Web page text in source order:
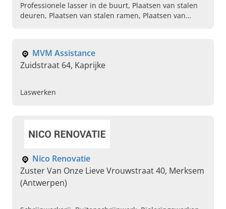
Professionele lasser in de buurt, Plaatsen van stalen
deuren, Plaatsen van stalen ramen, Plaatsen van
algemene laswerken
MVM Assistance
Zuidstraat 64, Kaprijke
Laswerken
Nico Renovatie
Zuster Van Onze Lieve Vrouwstraat 40, Merksem
(Antwerpen)